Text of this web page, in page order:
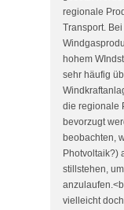
regionale
Transport.
hohem
sehr häufig
die regionale
bevorzugt
beobachten,
Photvoltaik?)
stillstehen,
vielleicht